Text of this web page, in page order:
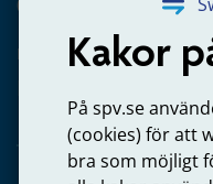
Kakor
På spv.se
(cookies) för att
bra som möjligt
Kontakta oss